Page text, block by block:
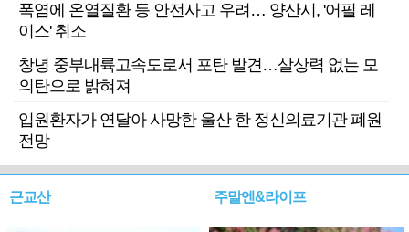
폭염에 온열질환 등 안전사고 우려… 양산시, '어필 레
이스' 취소
창녕 중부내륙고속도로서 포탄 발견…살상력 없는 모
의탄으로 밝혀져
입원환자가 연달아 사망한 울산 한 정신의료기관 폐원
전망
근교산 주말엔&라이프